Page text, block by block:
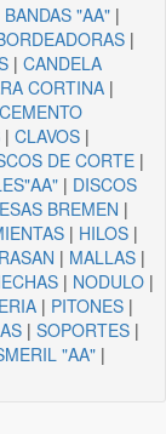
BANDAS "AA"|
|
| CANDELA
CORTINA |
CEMENTO
| CLAVOS|
DE CORTE|
| DISCOS
BREMEN |
| HILOS|
| MALLAS|
| NODULO|
| PITONES|
| SOPORTES |
"AA" |